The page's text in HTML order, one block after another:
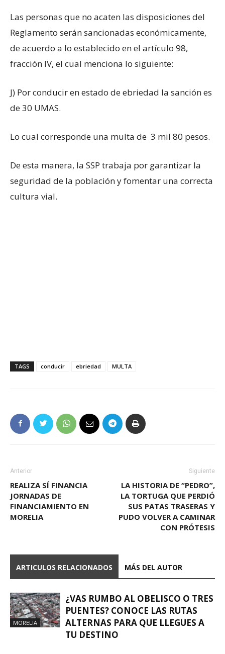
Las personas que no acaten las disposiciones del
Reglamento serán sancionadas económicamente,
de acuerdo a lo establecido en el artículo 98,
fracción IV, el cual menciona lo siguiente:
J) Por conducir en estado de ebriedad la sanción es
de 30 UMAS.
Lo cual corresponde una multa de 3 mil 80 pesos.
De esta manera, la SSP trabaja por garantizar la
seguridad de la población y fomentar una correcta
cultura vial.
TAGS conducir ebriedad MULTA
Anterior
REALIZA SÍ FINANCIA
JORNADAS DE
FINANCIAMIENTO EN
MORELIA
Siguiente
LA HISTORIA DE “PEDRO”,
LA TORTUGA QUE PERDIÓ
SUS PATAS TRASERAS Y
PUDO VOLVER A CAMINAR
CON PRÓTESIS
ARTICULOS RELACIONADOS MÁS DEL AUTOR
MORELIA
¿VAS RUMBO AL OBELISCO O TRES
PUENTES? CONOCE LAS RUTAS
ALTERNAS PARA QUE LLEGUES A
TU DESTINO